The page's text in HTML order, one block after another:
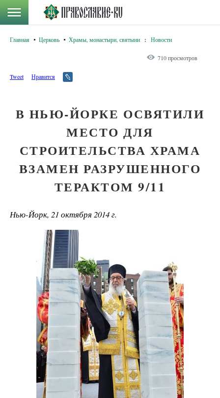
Главная Церковь Храмы, монастыри, святыни : Новости
710 просмотров
Tweet Нравится
В НЬЮ-ЙОРКЕ ОСВЯТИЛИ
МЕСТО ДЛЯ
СТРОИТЕЛЬСТВА ХРАМА
ВЗАМЕН РАЗРУШЕННОГО
ТЕРАКТОМ 9/11
Нью-Йорк, 21 октября 2014 г.